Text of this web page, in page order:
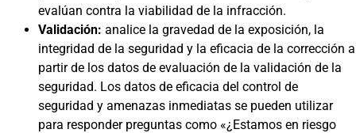
evalúan contra la viabilidad de la infracción.
Validación: analice la gravedad de la exposición, la
integridad de la seguridad y la eficacia de la corrección a
partir de los datos de evaluación de la validación de la
seguridad. Los datos de eficacia del control de
seguridad y amenazas inmediatas se pueden utilizar
para responder preguntas como «¿Estamos en riesgo